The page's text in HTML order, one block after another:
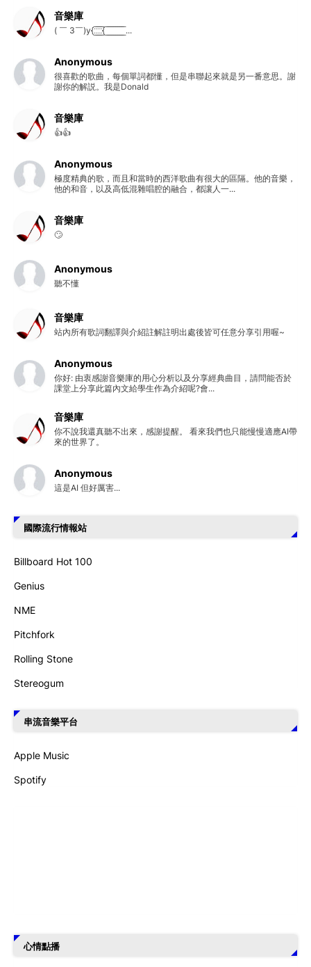
音樂庫
( ￣ 3￣)y{:̲̅:̲̅:̲̅:̲̅{ ̲̅ ̲̅ ̲̅ ̲̅ ̲̅ ̲̅ ̲̅ ̲̅ ̲̅ ...
Anonymous
很喜歡的歌曲，每個單詞都懂，但是串聯起來就是另一番意思。謝
謝你的解説。我是Donald
音樂庫
👍👍
Anonymous
極度精典的歌，而且和當時的西洋歌曲有很大的區隔。他的音樂，
他的和音，以及高低混雜唱腔的融合，都讓人一...
音樂庫
🙄
Anonymous
聽不懂
音樂庫
站內所有歌詞翻譯與介紹註解註明出處後皆可任意分享引用喔~
Anonymous
你好: 由衷感謝音樂庫的用心分析以及分享經典曲目，請問能否於
課堂上分享此篇內文給學生作為介紹呢?會...
音樂庫
你不說我還真聽不出來，感謝提醒。 看來我們也只能慢慢適應AI帶
來的世界了。
Anonymous
這是AI 但好厲害...
國際流行情報站
Billboard Hot 100
Genius
NME
Pitchfork
Rolling Stone
Stereogum
串流音樂平台
Apple Music
Spotify
心情點播